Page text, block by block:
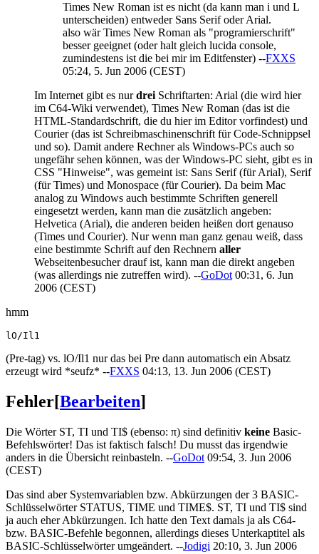
Times New Roman ist es nicht (da kann man i und L
unterscheiden) entweder Sans Serif oder Arial.
also wär Times New Roman als "programierschrift"
besser geeignet (oder halt gleich lucida console,
zumindestens ist die bei mir im Editfenster) --FXXS
05:24, 5. Jun 2006 (CEST)
Im Internet gibt es nurdrei Schriftarten: Arial (die wird hier
im C64-Wiki verwendet), Times New Roman (das ist die
HTML-Standardschrift, die du hier im Editor vorfindest) und
Courier (das ist Schreibmaschinenschrift für Code-Schnippsel
und so). Damit andere Rechner als Windows-PCs auch so
ungefähr sehen können, was der Windows-PC sieht, gibt es in
CSS "Hinweise", was gemeint ist: Sans Serif (für Arial), Serif
(für Times) und Monospace (für Courier). Da beim Mac
analog zu Windows auch bestimmte Schriften generell
eingesetzt werden, kann man die zusätzlich angeben:
Helvetica (Arial), die anderen beiden heißen dort genauso
(Times und Courier). Nur wenn man ganz genau weiß, dass
eine bestimmte Schrift auf den Rechnern aller
Webseitenbesucher drauf ist, kann man die direkt angeben
(was allerdings nie zutreffen wird). --GoDot 00:31, 6. Jun
2006 (CEST)
hmm
lO/Il1
(Pre-tag) vs. lO/Il1 nur das bei Pre dann automatisch ein Absatz
erzeugt wird *seufz* --FXXS 04:13, 13. Jun 2006 (CEST)
Fehler[Bearbeiten]
Die Wörter ST, TI und TI$ (ebenso: π) sind definitiv keine Basic-
Befehlswörter! Das ist faktisch falsch! Du musst das irgendwie
anders in die Übersicht reinbasteln. --GoDot 09:54, 3. Jun 2006
(CEST)
Das sind aber Systemvariablen bzw. Abkürzungen der 3 BASIC-
Schlüsselwörter STATUS, TIME und TIME$. ST, TI und TI$ sind
ja auch eher Abkürzungen. Ich hatte den Text damals ja als C64-
bzw. BASIC-Befehle begonnen, allerdings dieses Unterkaptitel als
BASIC-Schlüsselwörter umgeändert. --Jodigi 20:10, 3. Jun 2006